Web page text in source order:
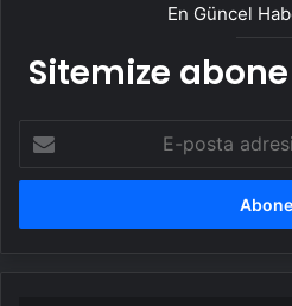
En Güncel
Sitemize
posta
adresinizi